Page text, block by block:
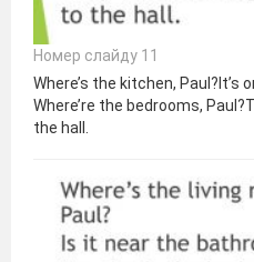
Номер слайду 11
Where’s the kitchen,
Where’re the bedrooms,
the hall.